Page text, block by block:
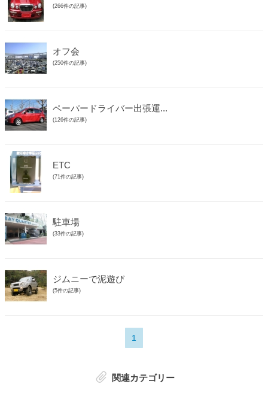
(266件の記事)
オフ会
(250件の記事)
ペーパードライバー出張運...
(126件の記事)
ETC
(71件の記事)
駐車場
(33件の記事)
ジムニーで泥遊び
(5件の記事)
1
関連カテゴリー